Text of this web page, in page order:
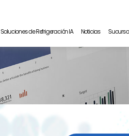
Soluciones de Refrigeración IA Noticias